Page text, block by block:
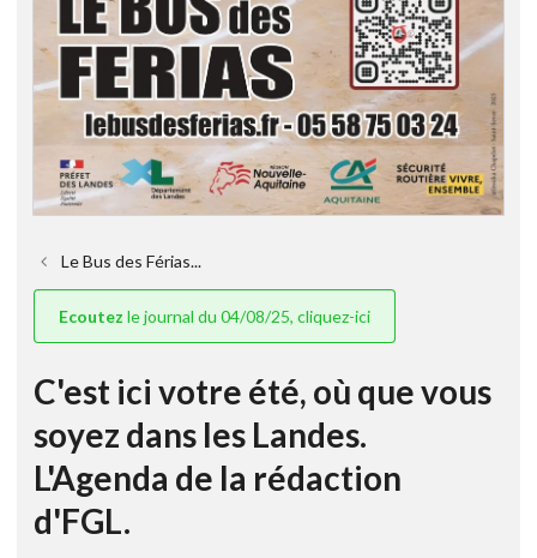
Le Bus des Férias...
Ecoutez le journal du 04/08/25, cliquez-ici
C'est ici votre été, où que vous
soyez dans les Landes.
L'Agenda de la rédaction
d'FGL.